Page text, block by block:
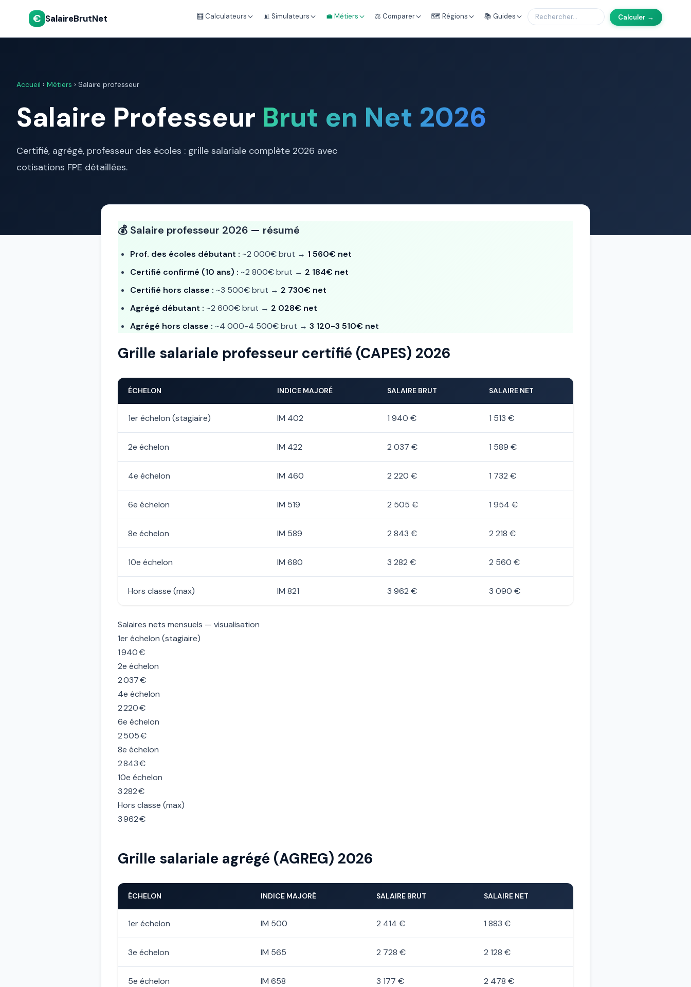
€ SalaireBrutNet 🧮 Calculateurs 📊 Simulateurs 💼 Métiers ⚖️ Comparer 🗺️ Régions 📚 Guides Calculer →
Accueil › Métiers › Salaire professeur
Salaire Professeur Brut en Net 2026
Certifié, agrégé, professeur des écoles : grille salariale complète 2026 avec
cotisations FPE détaillées.
💰 Salaire professeur 2026 — résumé
Prof. des écoles débutant : ~2 000€ brut → 1 560€ net
Certifié confirmé (10 ans) : ~2 800€ brut → 2 184€ net
Certifié hors classe : ~3 500€ brut → 2 730€ net
Agrégé débutant : ~2 600€ brut → 2 028€ net
Agrégé hors classe : ~4 000-4 500€ brut → 3 120-3 510€ net
Grille salariale professeur certifié (CAPES) 2026
ÉCHELON INDICE MAJORÉ SALAIRE BRUT SALAIRE NET
1er échelon (stagiaire) IM 402 1 940 € 1 513 €
2e échelon IM 422 2 037 € 1 589 €
4e échelon IM 460 2 220 € 1 732 €
6e échelon IM 519 2 505 € 1 954 €
8e échelon IM 589 2 843 € 2 218 €
10e échelon IM 680 3 282 € 2 560 €
Hors classe (max) IM 821 3 962 € 3 090 €
Salaires nets mensuels — visualisation
1er échelon (stagiaire)
1 940 €
2e échelon
2 037 €
4e échelon
2 220 €
6e échelon
2 505 €
8e échelon
2 843 €
10e échelon
3 282 €
Hors classe (max)
3 962 €
Grille salariale agrégé (AGREG) 2026
ÉCHELON INDICE MAJORÉ SALAIRE BRUT SALAIRE NET
1er échelon IM 500 2 414 € 1 883 €
3e échelon IM 565 2 728 € 2 128 €
5e échelon IM 658 3 177 € 2 478 €